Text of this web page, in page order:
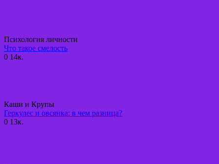
Психология личности
Что такое смелость
0 14к.
Каши и Крупы
Геркулес и овсянка: в чем разница?
0 13к.